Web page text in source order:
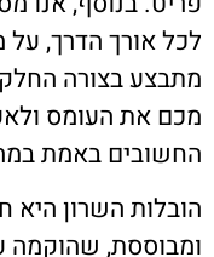
לכל אורך הדרך,
מתבצע בצורה
מכם את העומס
החשובים באמת
הובלות השרון היא
ומבוססת, שהוקמה